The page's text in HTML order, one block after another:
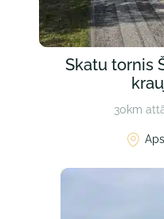
Skatu tornis
30km